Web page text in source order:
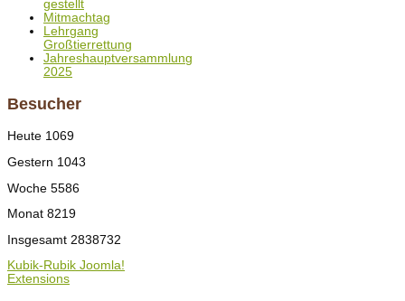
gestellt
Mitmachtag
Lehrgang
Großtierrettung
Jahreshauptversammlung
2025
Besucher
Heute 1069
Gestern 1043
Woche 5586
Monat 8219
Insgesamt 2838732
Kubik-Rubik Joomla!
Extensions